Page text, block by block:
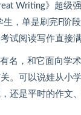
Writing》超级
生，单是刷完F阶
试阅读写作直接
名，和它面向学
。可以说娃从小
还是平时的作文